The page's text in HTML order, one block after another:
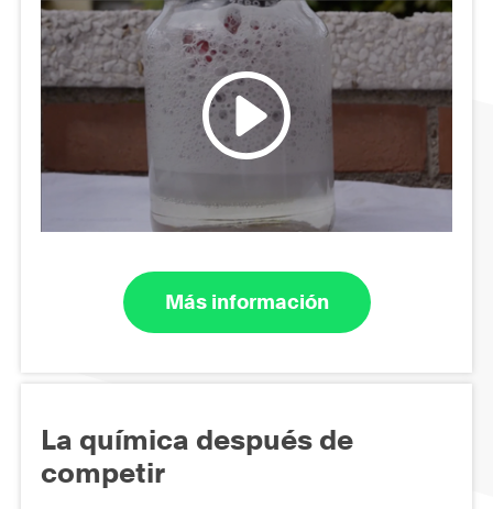
Más información
La química después de
competir